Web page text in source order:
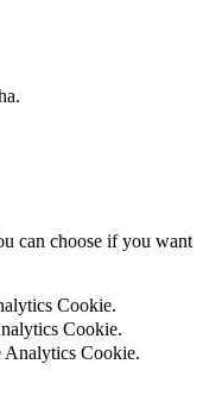
can choose if you want
Cookie.
Cookie.
Analytics Cookie.